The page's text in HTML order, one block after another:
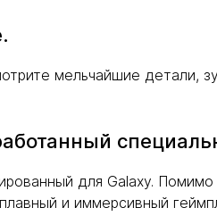
мельчайшие детали,
для Galaxy.
и иммерсивный